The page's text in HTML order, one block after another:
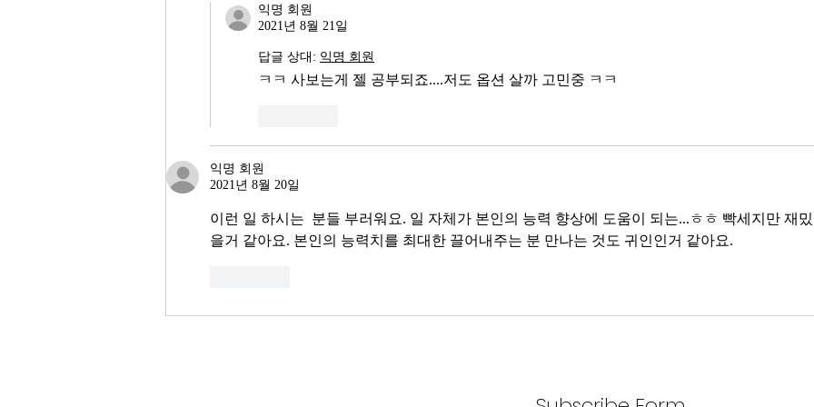
익명 회원
2021년 8월 21일
답글 상대: 익명 회원
ㅋㅋ 사보는게 젤 공부되죠....저도 옵션 살까 고민중 ㅋㅋ
익명 회원
2021년 8월 20일
이런 일 하시는  분들 부러워요. 일 자체가 본인의 능력 향상에 도움이 되는...ㅎㅎ 빡세지만 재
을거 같아요. 본인의 능력치를 최대한 끌어내주는 분 만나는 것도 귀인인거 같아요.